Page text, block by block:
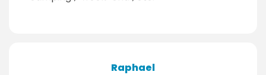
Raphael